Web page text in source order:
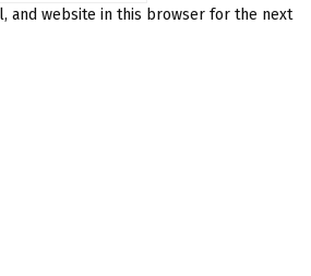
and website in this browser for the next